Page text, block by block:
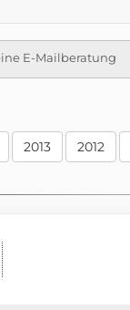
E-Mailberatung
2013 2012